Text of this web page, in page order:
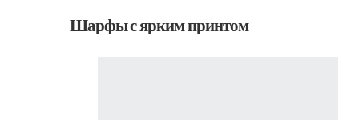
Шарфы с ярким принтом